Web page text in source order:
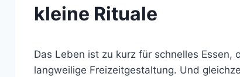
kleine Rituale
Das Leben ist zu kurz für schnelles
langweilige Freizeitgestaltung. Und